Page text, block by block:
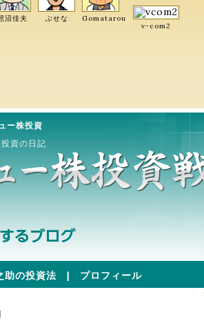
沼佳夫 ぶせな Gomatarou
v-com2
ー株投資
資の日記
助の投資法 | プロフィール